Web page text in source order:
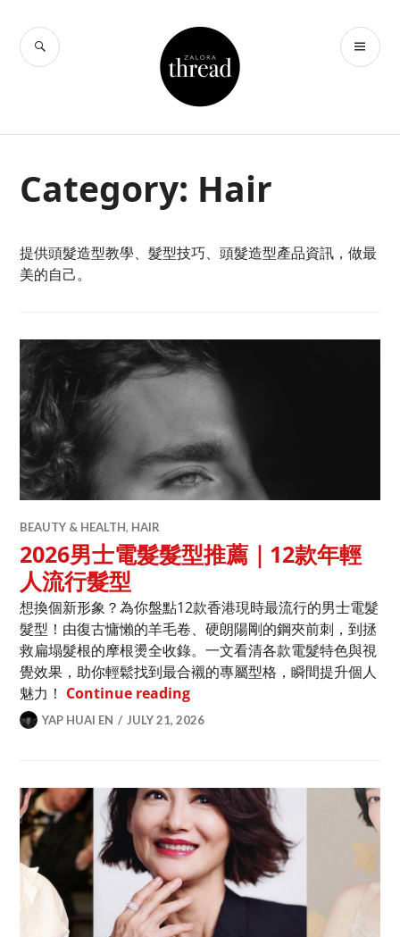
content
THREAD by
ZALORA Hong
Kong
SEARCH
Category: Hair
提供頭髮造型教學、髮型技巧、頭髮造型產品資訊，做最
美的自己。
BEAUTY & HEALTH, HAIR
2026男士電髮髮型推薦｜12款年輕
人流行髮型
想換個新形象？為你盤點12款香港現時最流行的男士電髮
髮型！由復古慵懶的羊毛卷、硬朗陽剛的鋼夾前刺，到拯
救扁塌髮根的摩根燙全收錄。一文看清各款電髮特色與視
覺效果，助你輕鬆找到最合襯的專屬型格，瞬間提升個人
魅力！ Continue reading2026男士電髮髮型推薦｜12款
YAP HUAI EN JULY 21, 2026